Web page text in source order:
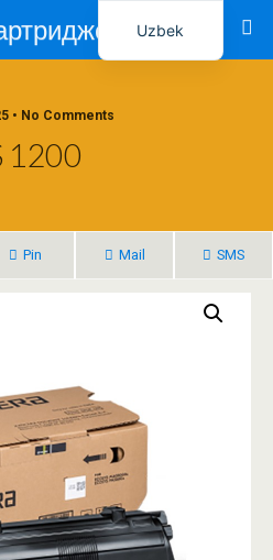
Заправка картриджей в Ташкенте – Тонер-Ресурс
• No Comments
1200
Pin Mail SMS
Uzbek
Russian